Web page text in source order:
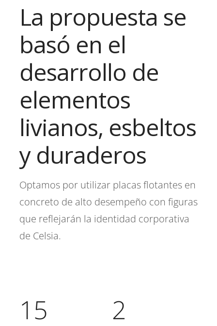
La propuesta se
basó en el
desarrollo de
elementos
livianos, esbeltos
y duraderos
Optamos por utilizar placas flotantes en
concreto de alto desempeño con figuras
que reflejarán la identidad corporativa
de Celsia.
15 2